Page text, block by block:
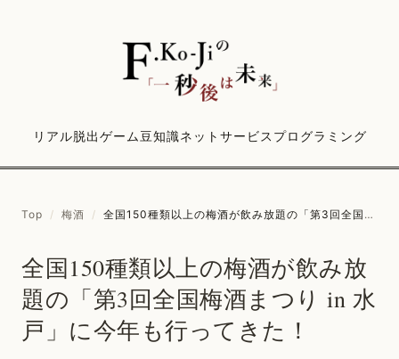
リアル脱出ゲーム豆知識ネットサービス プログラミング
Top / 梅酒 / 全国150種類以上の梅酒が飲み放題の「第3回全国梅酒まつり in 水戸」に今年も行ってきた！
全国150種類以上の梅酒が飲み放
題の「第3回全国梅酒まつり in 水
戸」に今年も行ってきた！